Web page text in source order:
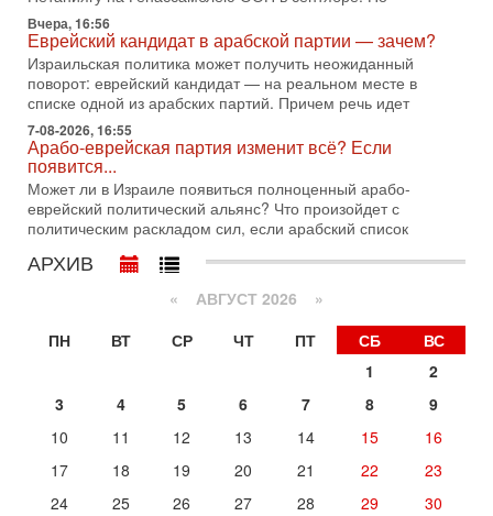
раз?
Голоса русскоязычных репатриантов не раз кардинально
меняли политический ландшафт Израиля. Достаточно
вспомнить взлет партии «Исраэль ба-алия», когда
31-07-2026, 17:00
Тайны закрытых дверей: о чём на самом деле
молчат Трамп и Нетаньяху?
Недавний визит премьер-министра Израиля Биньямина
Нетаньяху в США и его встреча с Дональдом Трампом
оставили больше вопросов, чем ответов. Полная
31-07-2026, 15:18
Иран готовит покушение на Нетаниягу! Трамп не
хочет эскалации, но КСИР готовит взрыв!
В эфире телеканала ITON-TV СЕРГЕЙ МИГДАЛЬ, эксперт
по вопросам безопасности, офицер запаса
Международного управления полиции Израиля, автор
31/07/2026
Сегодня президент США Дональд Трамп заявил о
разоружении ХАМАСа и других вооруженных группировок в
Сегодня, 10:58
Вчера, 16:56
Еврейский кандидат в арабской партии — зачем?
Израильская политика может получить неожиданный
поворот: еврейский кандидат — на реальном месте в
списке одной из арабских партий. Причем речь идет
7-08-2026, 16:55
Арабо-еврейская партия изменит всё? Если
появится...
Может ли в Израиле появиться полноценный арабо-
еврейский политический альянс? Что произойдет с
политическим раскладом сил, если арабский список
АРХИВ
« АВГУСТ 2026 »
ПН
ВТ СР ЧТ ПТ СБ
ВС
1
2
3
4 5 6 7 8
9
10
11 12 13 14 15
16
17
18 19 20 21 22
23
24
25 26 27 28 29
30